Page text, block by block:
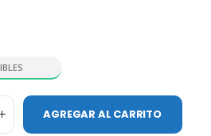
AGREGAR AL CARRITO